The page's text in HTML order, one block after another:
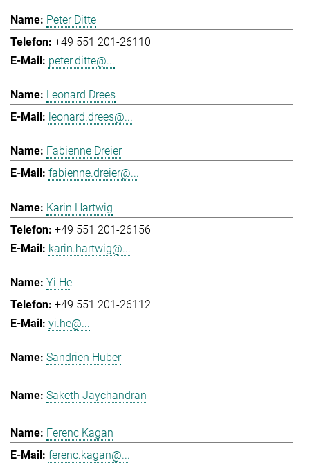
Peter Ditte
+49 551 201-26110
peter.ditte@...
Leonard Drees
leonard.drees@...
Fabienne Dreier
fabienne.dreier@...
Karin Hartwig
+49 551 201-26156
karin.hartwig@...
Yi He
+49 551 201-26112
yi.he@...
Sandrien Huber
Saketh Jaychandran
Ferenc Kagan
ferenc.kagan@...